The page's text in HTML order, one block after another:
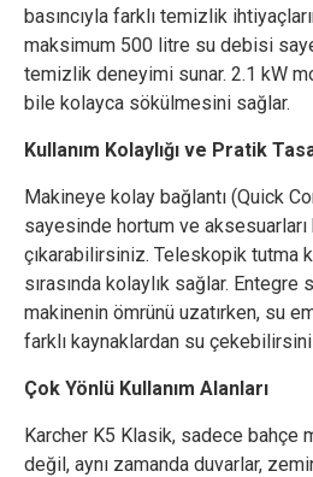
basıncıyla farklı temizlik
maksimum 500 litre su debisi
temizlik deneyimi sunar. 2.1 kW
bile kolayca sökülmesini sağlar.
Kullanım Kolaylığı ve Pratik
Makineye kolay bağlantı (Quick
sayesinde hortum ve aksesuarları
çıkarabilirsiniz. Teleskopik tutma
sırasında kolaylık sağlar.
makinenin ömrünü uzatırken, su
farklı kaynaklardan su
Çok Yönlü Kullanım Alanları
Karcher K5 Klasik, sadece bahçe
değil, aynı zamanda duvarlar,